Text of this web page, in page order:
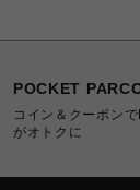
POCKET
コイン＆クーポン
がオトクに